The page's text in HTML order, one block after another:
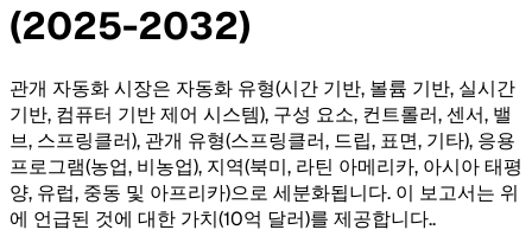
(2025-2032)
관개 자동화 시장은 자동화 유형(시간 기반, 볼륨 기반, 실시간
기반, 컴퓨터 기반 제어 시스템), 구성 요소, 컨트롤러, 센서, 밸
브, 스프링클러), 관개 유형(스프링클러, 드립, 표면, 기타), 응용
프로그램(농업, 비농업), 지역(북미, 라틴 아메리카, 아시아 태평
양, 유럽, 중동 및 아프리카)으로 세분화됩니다. 이 보고서는 위
에 언급된 것에 대한 가치(10억 달러)를 제공합니다..